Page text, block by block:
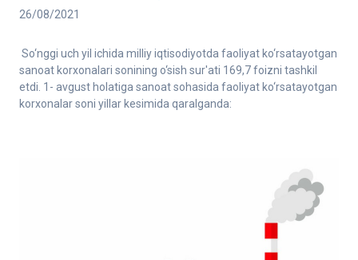
26/08/2021
So‘nggi uch yil ichida milliy iqtisodiyotda faoliyat ko‘rsatayotgan
sanoat korxonalari sonining o‘sish sur'ati 169,7 foizni tashkil
etdi. 1- avgust holatiga sanoat sohasida faoliyat ko‘rsatayotgan
korxonalar soni yillar kesimida qaralganda: